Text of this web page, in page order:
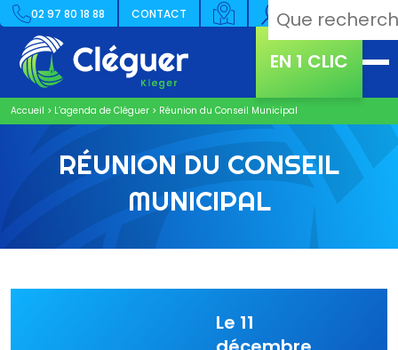
02 97 80 18 88 CONTACT
EN 1 CLIC
Accueil > L’agenda de Cléguer > Réunion du Conseil Municipal
RÉUNION DU CONSEIL
MUNICIPAL
Le 11